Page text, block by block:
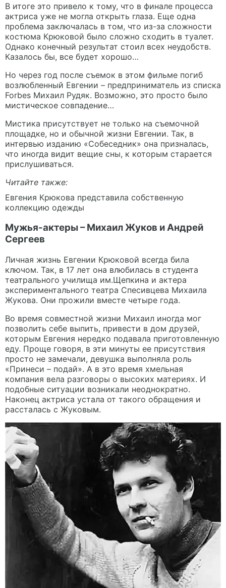
В итоге это привело к тому, что в финале процесса
актриса уже не могла открыть глаза. Еще одна
проблема заключалась в том, что из-за сложности
костюма Крюковой было сложно сходить в туалет.
Однако конечный результат стоил всех неудобств.
Казалось бы, все будет хорошо…
Но через год после съемок в этом фильме погиб
возлюбленный Евгении – предприниматель из списка
Forbes Михаил Рудяк. Возможно, это просто было
мистическое совпадение…
Мистика присутствует не только на съемочной
площадке, но и обычной жизни Евгении. Так, в
интервью изданию «Собеседник» она призналась,
что иногда видит вещие сны, к которым старается
прислушиваться.
Читайте также:
Евгения Крюкова представила собственную
коллекцию одежды
Мужья-актеры – Михаил Жуков и Андрей
Сергеев
Личная жизнь Евгении Крюковой всегда била
ключом. Так, в 17 лет она влюбилась в студента
театрального училища им.Щепкина и актера
экспериментального театра Спесивцева Михаила
Жукова. Они прожили вместе четыре года.
Во время совместной жизни Михаил иногда мог
позволить себе выпить, привести в дом друзей,
которым Евгения нередко подавала приготовленную
еду. Проще говоря, в эти минуты ее присутствия
просто не замечали, девушка выполняла роль
«Принеси – подай». А в это время хмельная
компания вела разговоры о высоких материях. И
подобные ситуации возникали неоднократно.
Наконец актриса устала от такого обращения и
рассталась с Жуковым.